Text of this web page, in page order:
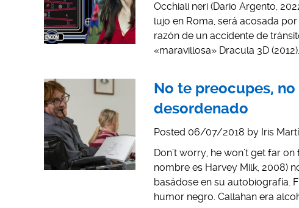
Occhiali neri (Dario Argento,
lujo en Roma, será acosada
razón de un accidente de
«maravillosa» Dracula 3D
No te preocupes,
desordenado
Posted 06/07/2018 by Iris
Don’t worry, he won’t get far on
nombre es Harvey Milk, 2008)
basádose en su autobiografía.
humor negro. Callahan era